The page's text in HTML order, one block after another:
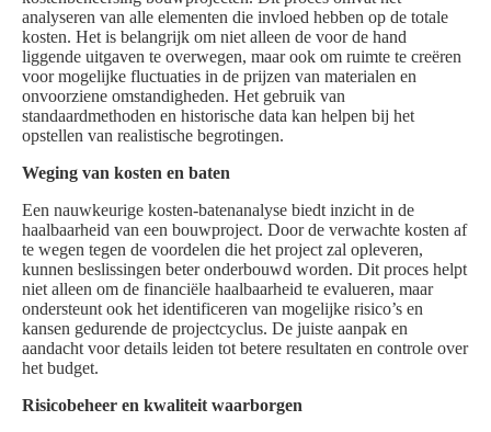
analyseren van alle elementen die invloed hebben op de totale
kosten. Het is belangrijk om niet alleen de voor de hand
liggende uitgaven te overwegen, maar ook om ruimte te creëren
voor mogelijke fluctuaties in de prijzen van materialen en
onvoorziene omstandigheden. Het gebruik van
standaardmethoden en historische data kan helpen bij het
opstellen van realistische begrotingen.
Weging van kosten en baten
Een nauwkeurige kosten-batenanalyse biedt inzicht in de
haalbaarheid van een bouwproject. Door de verwachte kosten af
te wegen tegen de voordelen die het project zal opleveren,
kunnen beslissingen beter onderbouwd worden. Dit proces helpt
niet alleen om de financiële haalbaarheid te evalueren, maar
ondersteunt ook het identificeren van mogelijke risico’s en
kansen gedurende de projectcyclus. De juiste aanpak en
aandacht voor details leiden tot betere resultaten en controle over
het budget.
Risicobeheer en kwaliteit waarborgen